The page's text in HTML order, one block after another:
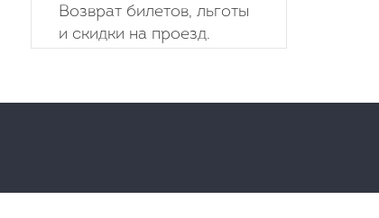
Возврат билетов, льготы
и скидки на проезд.